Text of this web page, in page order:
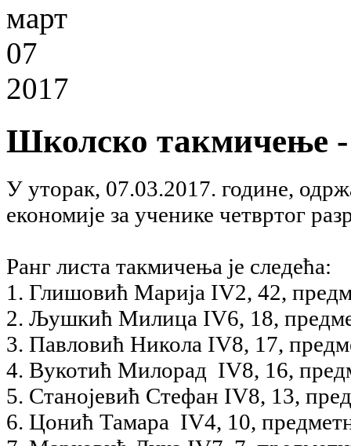
март
07
2017
Школско такмичење -
У уторак, 07.03.2017. године,
економије за ученике четвртог
Ранг листа такмичења је следећа:
1. Глишовић Марија IV2, 42,
2. Љушкић Милица IV6, 18,
3. Павловић Никола IV8, 17,
4. Вукотић Милорад IV8, 16,
5. Станојевић Стефан IV8, 13,
6. Цонић Тамара IV4, 10,